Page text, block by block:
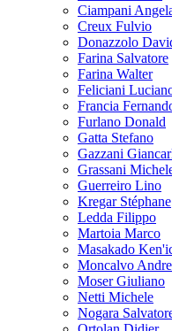
Ciampani
Creux Fulvio
Donazzolo
Farina Salvatore
Farina Walter
Feliciani
Francia
Furlano Donald
Gatta Stefano
Gazzani
Grassani
Guerreiro Lino
Kregar Stéphane
Ledda Filippo
Martoia Marco
Masakado
Moncalvo
Moser Giuliano
Netti Michele
Nogara